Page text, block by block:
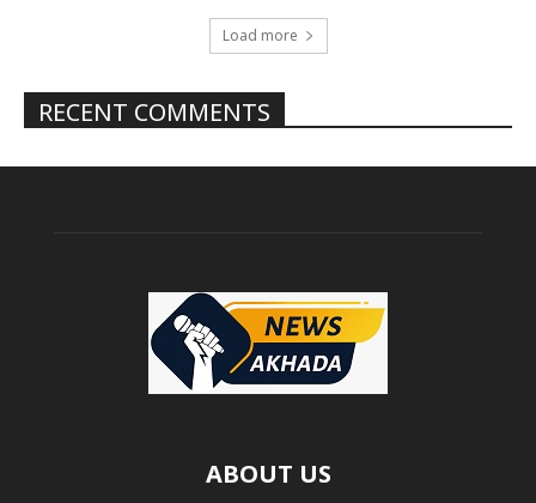
Load more
RECENT COMMENTS
ABOUT US